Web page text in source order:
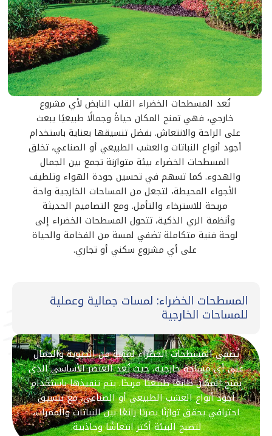
تُعد المسطحات الخضراء القلب النابض لأي مشروع
خارجي، فهي تمنح المكان حياةً وجمالًا طبيعيًا يبعث
على الراحة والانتعاش. بفضل تنسيقها بعناية باستخدام
أجود أنواع النباتات والعشب الطبيعي أو الصناعي، تخلق
المسطحات الخضراء بيئة متوازنة تجمع بين الجمال
والهدوء. كما تسهم في تحسين جودة الهواء وتلطيف
الأجواء المحيطة، لتجعل من المساحات الخارجية واحة
مريحة للاسترخاء والتأمل. ومع التصاميم الحديثة
وأنظمة الري الذكية، تتحول المسطحات الخضراء إلى
لوحة فنية متكاملة تضفي لمسة من الفخامة والحياة
على أي مشروع سكني أو تجاري.
المسطحات الخضراء: لمسات جمالية وعملية
للمساحات الخارجية
تُضفي المسطحات الخضراء لمسة من الحيوية والجمال
على أي مساحة خارجية، حيث تُعد العنصر الأساسي الذي
يمنح المكان طابعًا طبيعيًا مريحًا. يتم تنفيذها باستخدام
أجود أنواع العشب الطبيعي أو الصناعي، مع تنسيق
احترافي يحقق توازنًا بصريًا رائعًا بين النباتات والممرات،
لتصبح البيئة أكثر انتعاشًا وجاذبية.